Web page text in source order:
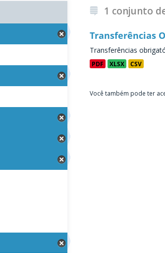
1 conjunto
Transferências
Transferências
PDF XLSX CSV
Você também pode ter